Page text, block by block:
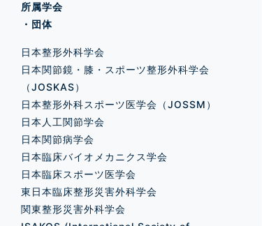
所属学会
・団体
日本整形外科学会
日本関節鏡・膝・スポーツ整形外科学会
（JOSKAS）
日本整形外科スポーツ医学会（JOSSM）
日本人工関節学会
日本関節病学会
日本臨床バイオメカニクス学会
日本臨床スポーツ医学会
東日本臨床整形災害外科学会
関東整形災害外科学会